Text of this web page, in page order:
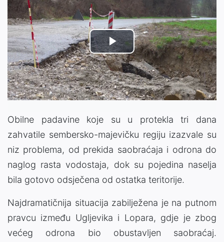
Play
Video
Obilne padavine koje su u protekla tri dana
zahvatile sembersko-majevičku regiju izazvale su
niz problema, od prekida saobraćaja i odrona do
naglog rasta vodostaja, dok su pojedina naselja
bila gotovo odsječena od ostatka teritorije.
Najdramatičnija situacija zabilježena je na putnom
pravcu između Ugljevika i Lopara, gdje je zbog
većeg odrona bio obustavljen saobraćaj.